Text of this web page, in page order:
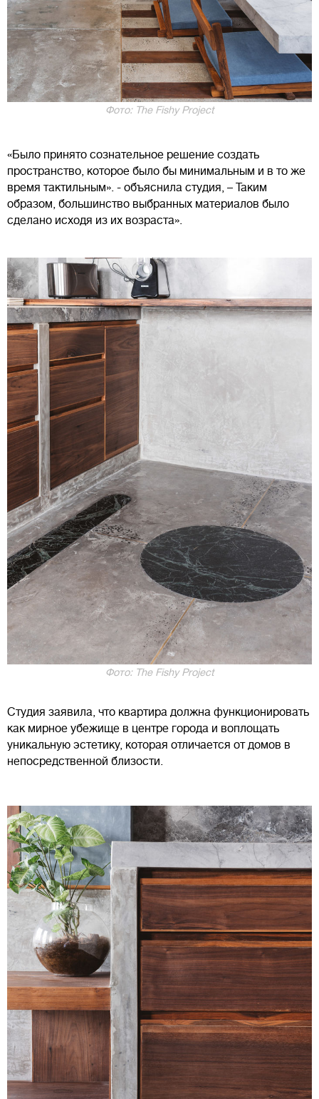
Фото: The Fishy Project
«Было принято сознательное решение создать
пространство, которое было бы минимальным и в то же
время тактильным». - объяснила студия, – Таким
образом, большинство выбранных материалов было
сделано исходя из их возраста».
Фото: The Fishy Project
Студия заявила, что квартира должна функционировать
как мирное убежище в центре города и воплощать
уникальную эстетику, которая отличается от домов в
непосредственной близости.